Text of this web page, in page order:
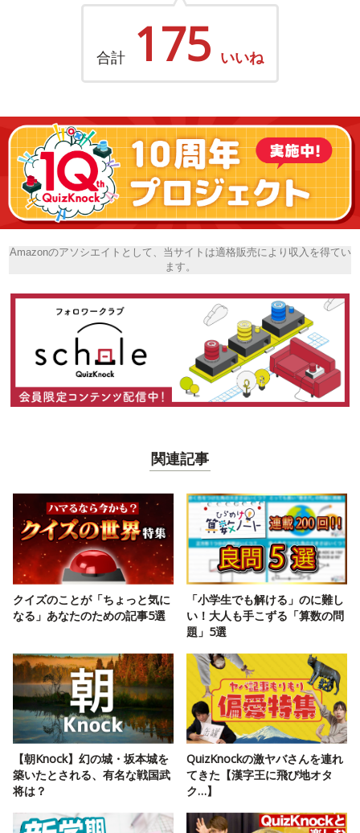
合計 175 いいね
Amazonのアソシエイトとして、当サイトは適格販売により収入を得てい
ます。
関連記事
クイズのことが「ちょっと気に
なる」あなたのための記事5選
「小学生でも解ける」のに難し
い！大人も手こずる「算数の問
題」5選
【朝Knock】幻の城・坂本城を
築いたとされる、有名な戦国武
将は？
QuizKnockの激ヤバさんを連れ
てきた【漢字王に飛び地オタ
ク…】